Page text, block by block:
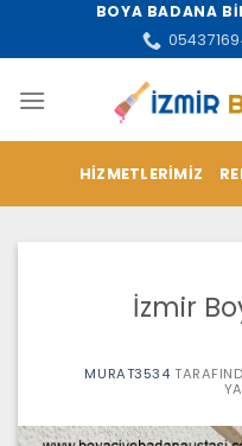
BOYA BADANA
HIZMETLERIMIZ
İzmir
MURAT3534